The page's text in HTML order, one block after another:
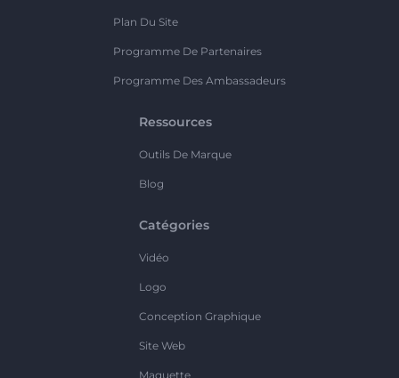
Plan Du Site
Programme De Partenaires
Programme Des Ambassadeurs
Ressources
Outils De Marque
Blog
Catégories
Vidéo
Logo
Conception Graphique
Site Web
Maquette